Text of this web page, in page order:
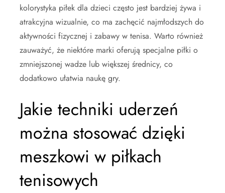
kolorystyka piłek dla dzieci często jest bardziej żywa i
atrakcyjna wizualnie, co ma zachęcić najmłodszych do
aktywności fizycznej i zabawy w tenisa. Warto również
zauważyć, że niektóre marki oferują specjalne piłki o
zmniejszonej wadze lub większej średnicy, co
dodatkowo ułatwia naukę gry.
Jakie techniki uderzeń
można stosować dzięki
meszkowi w piłkach
tenisowych